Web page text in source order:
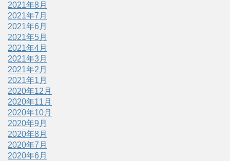
2021年8月
2021年7月
2021年6月
2021年5月
2021年4月
2021年3月
2021年2月
2021年1月
2020年12月
2020年11月
2020年10月
2020年9月
2020年8月
2020年7月
2020年6月